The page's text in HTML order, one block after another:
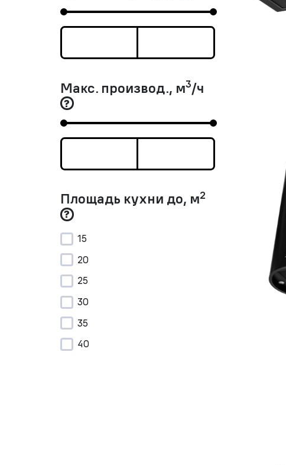
Макс. производ., м3/ч
Площадь кухни до, м2
15
20
25
30
35
40